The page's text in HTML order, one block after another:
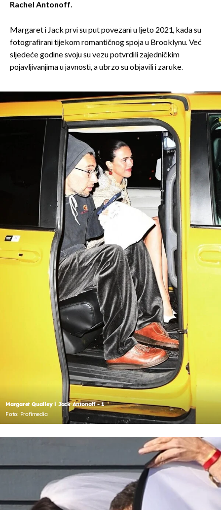
Rachel Antonoff.
Margaret i Jack prvi su put povezani u ljeto 2021., kada su
fotografirani tijekom romantičnog spoja u Brooklynu. Već
sljedeće godine svoju su vezu potvrdili zajedničkim
pojavljivanjima u javnosti, a ubrzo su objavili i zaruke.
Margaret Qualley i Jack Antonoff - 1
Foto: Profimedia